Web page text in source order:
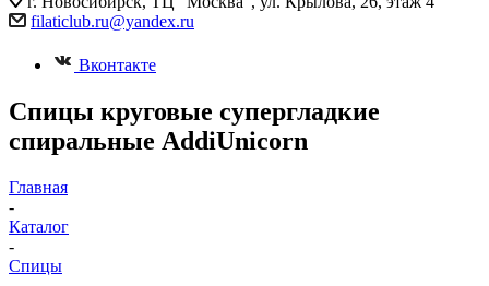
filaticlub.ru@yandex.ru
Вконтакте
Спицы круговые супергладкие
спиральные AddiUnicorn
Главная
-
Каталог
-
Спицы